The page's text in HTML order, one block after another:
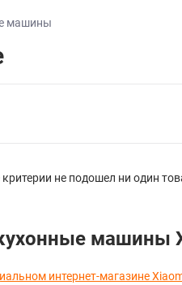
машины
не подошел ни один
машины
интернет-магазине